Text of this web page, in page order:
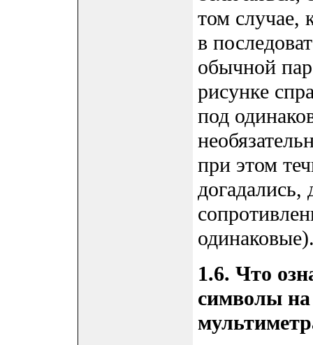
том случае,
в
обычной
рисунке
под
при этом
1.6. Что
символы на